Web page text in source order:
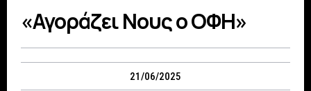
«Αγοράζει Νους ο ΟΦΗ»
21/06/2025